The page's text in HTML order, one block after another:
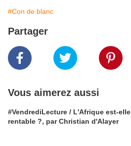
#Con de blanc
Partager
Vous aimerez aussi
#VendrediLecture / L'Afrique est-elle
rentable ?, par Christian d'Alayer